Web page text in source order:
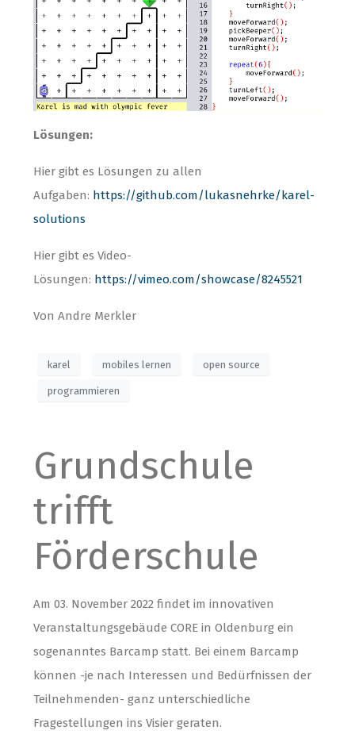
Lösungen:
Hier gibt es Lösungen zu allen
Aufgaben: https://github.com/lukasnehrke/karel-
solutions
Hier gibt es Video-
Lösungen: https://vimeo.com/showcase/8245521
Von Andre Merkler
karel mobiles lernen open source
programmieren
Grundschule
trifft
Förderschule
Am 03. November 2022 findet im innovativen
Veranstaltungsgebäude CORE in Oldenburg ein
sogenanntes Barcamp statt. Bei einem Barcamp
können -je nach Interessen und Bedürfnissen der
Teilnehmenden- ganz unterschiedliche
Fragestellungen ins Visier geraten.